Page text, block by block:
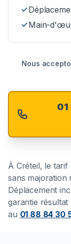
Main-
Nous
01
À Créteil, le tarif
sans majoration
Déplacement
garantie
au 01 88 84 30